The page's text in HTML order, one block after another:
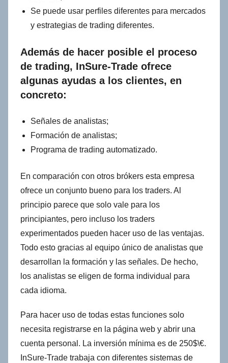
Se puede usar perfiles diferentes para mercados
y estrategias de trading diferentes.
Además de hacer posible el proceso
de trading, InSure-Trade ofrece
algunas ayudas a los clientes, en
concreto:
Señales de analistas;
Formación de analistas;
Programa de trading automatizado.
En comparación con otros brókers esta empresa
ofrece un conjunto bueno para los traders. Al
principio parece que solo vale para los
principiantes, pero incluso los traders
experimentados pueden hacer uso de las ventajas.
Todo esto gracias al equipo único de analistas que
desarrollan la formación y las señales. De hecho,
los analistas se eligen de forma individual para
cada idioma.
Para hacer uso de todas estas funciones solo
necesita registrarse en la página web y abrir una
cuenta personal. La inversión mínima es de 250$\€.
InSure-Trade trabaja con diferentes sistemas de